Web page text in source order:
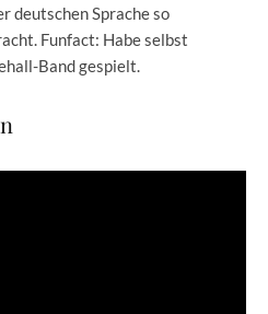
deutschen Sprache so
Funfact: Habe selbst
Band gespielt.